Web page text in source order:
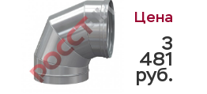
3
481
руб.